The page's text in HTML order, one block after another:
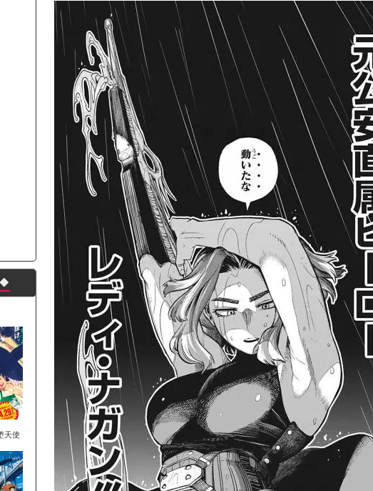
視聴率5.2％！」テレビ朝日「ひたすら自民批判！」...
「愛人になれ」と脅された。辞めたら1週間もしないう...
ムレス対策、とんでもない領域へｗｗｗｗｗｗ
んですがコード類の配線ぐちゃぐちゃさせない方法教え...
て送り出す初EV 「タイカン」はテスラのライバルに...
フト、ガチで大当たりだったｗｗｗｗｗｗｗｗｗｗｗｗ...
、太ももに自信ニキきてくれｗｗｗｗｗｗｗｗｗ
外国人
メイド
ランJ民
モーニ
出自が社
【唖然
【速報】
本田翼
Powered by
◆
天使